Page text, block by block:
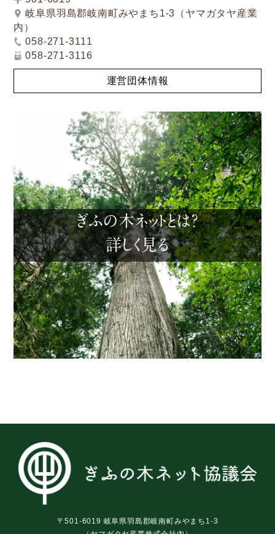
岐阜県羽島郡岐南町みやまち1-3（ヤマガタヤ産業
内）
058-271-3111
058-271-3116
運営団体情報
〒501-6019 岐阜県羽島郡岐南町みやまち1-3